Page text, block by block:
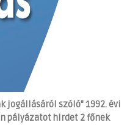
jogállásáról szóló" 1992. évi
pályázatot hirdet 2 főnek